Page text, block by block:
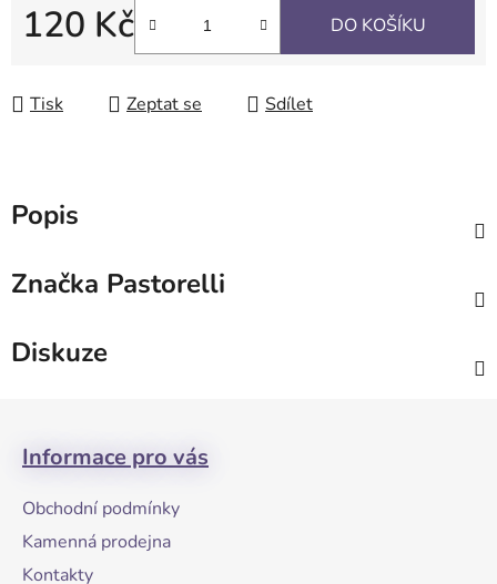
120 Kč DO KOŠÍKU
Tisk Zeptat se Sdílet
Popis
Značka Pastorelli
Diskuze
Informace pro vás
Obchodní podmínky
Kamenná prodejna
Kontakty